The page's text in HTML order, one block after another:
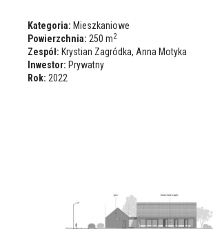
Kategoria: Mieszkaniowe
Powierzchnia: 250 m2
Zespół: Krystian Zagródka, Anna Motyka
Inwestor: Prywatny
Rok: 2022